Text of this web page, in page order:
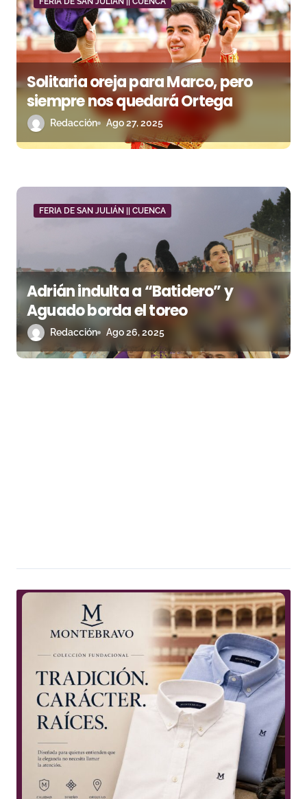
d
a
s
Solitaria oreja para Marco, pero
siempre nos quedará Ortega
Redacción Ago 27, 2025
FERIA DE SAN JULIÁN || CUENCA
Adrián indulta a “Batidero” y
Aguado borda el toreo
Redacción Ago 26, 2025